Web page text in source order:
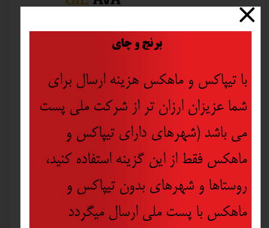
دورس زنانه باریش طرح پروانه
برنج و چای
با تیپاکس و ماهکس هزینه ارسال برای
شما عزیزان ارزان تر از شرکت ملی پست
می باشد (شهرهای دارای تیپاکس و
ماهکس فقط از این گزینه استفاده کنید،
روستاها و شهرهای بدون تیپاکس و
ماهکس با پست ملی ارسال میگردد